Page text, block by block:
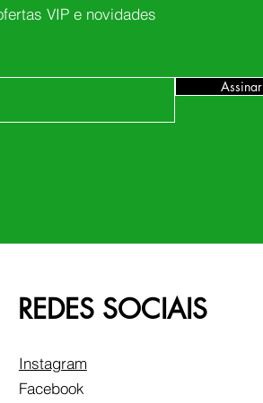
VIP e novidades
Assinar
REDES SOCIAIS
Instagram
Facebook